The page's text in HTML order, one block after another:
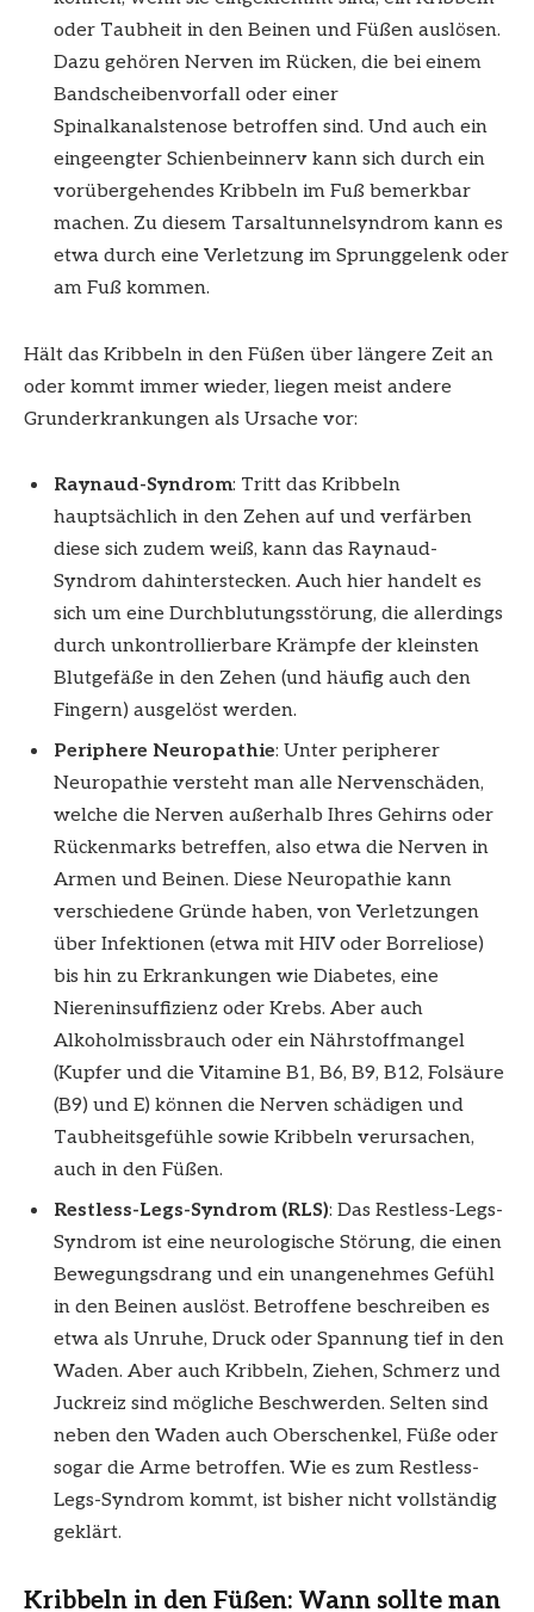
oder Taubheit in den Beinen und Füßen auslösen.
Dazu gehören Nerven im Rücken, die bei einem
Bandscheibenvorfall oder einer
Spinalkanalstenose betroffen sind. Und auch ein
eingeengter Schienbeinnerv kann sich durch ein
vorübergehendes Kribbeln im Fuß bemerkbar
machen. Zu diesem Tarsaltunnelsyndrom kann es
etwa durch eine Verletzung im Sprunggelenk oder
am Fuß kommen.
Hält das Kribbeln in den Füßen über längere Zeit an
oder kommt immer wieder, liegen meist andere
Grunderkrankungen als Ursache vor:
Raynaud-Syndrom: Tritt das Kribbeln
hauptsächlich in den Zehen auf und verfärben
diese sich zudem weiß, kann das Raynaud-
Syndrom dahinterstecken. Auch hier handelt es
sich um eine Durchblutungsstörung, die allerdings
durch unkontrollierbare Krämpfe der kleinsten
Blutgefäße in den Zehen (und häufig auch den
Fingern) ausgelöst werden.
Periphere Neuropathie: Unter peripherer
Neuropathie versteht man alle Nervenschäden,
welche die Nerven außerhalb Ihres Gehirns oder
Rückenmarks betreffen, also etwa die Nerven in
Armen und Beinen. Diese Neuropathie kann
verschiedene Gründe haben, von Verletzungen
über Infektionen (etwa mit HIV oder Borreliose)
bis hin zu Erkrankungen wie Diabetes, eine
Niereninsuffizienz oder Krebs. Aber auch
Alkoholmissbrauch oder ein Nährstoffmangel
(Kupfer und die Vitamine B1, B6, B9, B12, Folsäure
(B9) und E) können die Nerven schädigen und
Taubheitsgefühle sowie Kribbeln verursachen,
auch in den Füßen.
Restless-Legs-Syndrom (RLS): Das Restless-Legs-
Syndrom ist eine neurologische Störung, die einen
Bewegungsdrang und ein unangenehmes Gefühl
in den Beinen auslöst. Betroffene beschreiben es
etwa als Unruhe, Druck oder Spannung tief in den
Waden. Aber auch Kribbeln, Ziehen, Schmerz und
Juckreiz sind mögliche Beschwerden. Selten sind
neben den Waden auch Oberschenkel, Füße oder
sogar die Arme betroffen. Wie es zum Restless-
Legs-Syndrom kommt, ist bisher nicht vollständig
geklärt.
Kribbeln in den Füßen: Wann sollte man